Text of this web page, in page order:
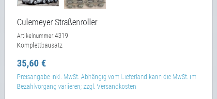
Culemeyer Straßenroller
Artikelnummer:4319
Komplettbausatz
35,60 €
Preisangabe inkl. MwSt. Abhängig vom Lieferland kann die MwSt. im
Bezahlvorgang variieren; zzgl. Versandkosten